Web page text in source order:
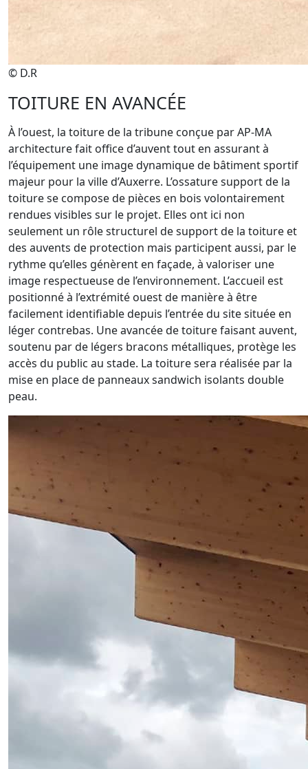
© D.R
TOITURE EN AVANCÉE
À l’ouest, la toiture de la tribune conçue par AP-MA
architecture fait office d’auvent tout en assurant à
l’équipement une image dynamique de bâtiment sportif
majeur pour la ville d’Auxerre. L’ossature support de la
toiture se compose de pièces en bois volontairement
rendues visibles sur le projet. Elles ont ici non
seulement un rôle structurel de support de la toiture et
des auvents de protection mais participent aussi, par le
rythme qu’elles génèrent en façade, à valoriser une
image respectueuse de l’environnement. L’accueil est
positionné à l’extrémité ouest de manière à être
facilement identifiable depuis l’entrée du site située en
léger contrebas. Une avancée de toiture faisant auvent,
soutenu par de légers bracons métalliques, protège les
accès du public au stade. La toiture sera réalisée par la
mise en place de panneaux sandwich isolants double
peau.